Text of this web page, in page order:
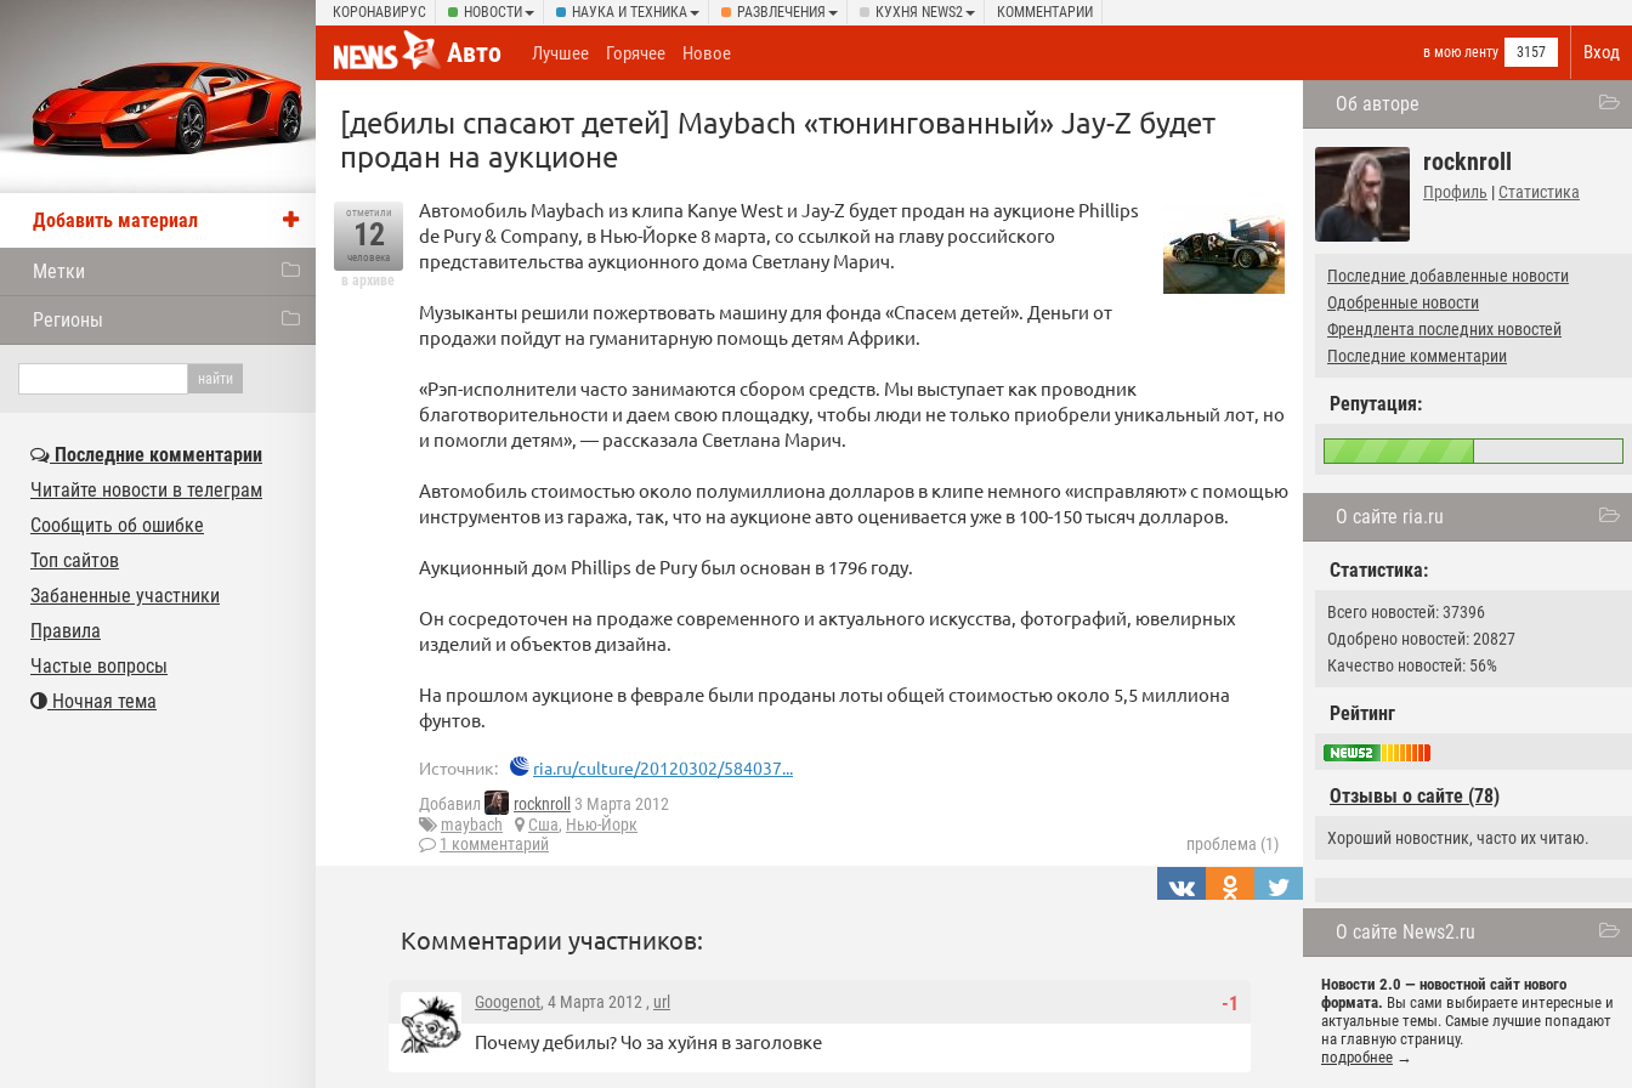
КОРОНАВИРУС НОВОСТИ НАУКА И ТЕХНИКА РАЗВЛЕЧЕНИЯ КУХНЯ NEWS2 КОММЕНТАРИИ
Вход
Авто в мою ленту 3157
Лучшее Горячее Новое
Об авторе
rocknroll
Профиль | Статистика
Последние добавленные новости
Одобренные новости
Френдлента последних новостей
Последние комментарии
Репутация:
О сайте ria.ru
Статистика:
Всего новостей: 37396
Одобрено новостей: 20827
Качество новостей: 56%
Рейтинг
Отзывы о сайте (78)
Хороший новостник, часто их читаю.
О сайте News2.ru
Новости 2.0 — новостной сайт нового
формата. Вы сами выбираете интересные и
актуальные темы. Самые лучшие попадают
на главную страницу.
подробнее →
[дебилы спасают детей] Maybach «тюнингованный» Jay-Z будет
продан на аукционе
отметили
12
человека
в архиве
Автомобиль Maybach из клипа Kanye West и Jay-Z будет продан на аукционе Phillips
de Pury & Company, в Нью-Йорке 8 марта, со ссылкой на главу российского
представительства аукционного дома Светлану Марич.
Музыканты решили пожертвовать машину для фонда «Спасем детей». Деньги от
продажи пойдут на гуманитарную помощь детям Африки.
«Рэп-исполнители часто занимаются сбором средств. Мы выступает как проводник
благотворительности и даем свою площадку, чтобы люди не только приобрели уникальный лот, но
и помогли детям», — рассказала Светлана Марич.
Автомобиль стоимостью около полумиллиона долларов в клипе немного «исправляют» с помощью
инструментов из гаража, так, что на аукционе авто оценивается уже в 100-150 тысяч долларов.
Аукционный дом Phillips de Pury был основан в 1796 году.
Он сосредоточен на продаже современного и актуального искусства, фотографий, ювелирных
изделий и объектов дизайна.
На прошлом аукционе в феврале были проданы лоты общей стоимостью около 5,5 миллиона
фунтов.
Источник: ria.ru/culture/20120302/584037...
Добавил rocknroll
3 Марта 2012
maybach
Сша, Нью-Йорк
1 комментарий
проблема (1)
Комментарии участников:
-1
Googenot, 4 Марта 2012 , url
Почему дебилы? Чо за хуйня в заголовке
Добавить материал
Метки
Регионы
Последние комментарии
Читайте новости в телеграм
Сообщить об ошибке
Топ сайтов
Забаненные участники
Правила
Частые вопросы
Ночная тема